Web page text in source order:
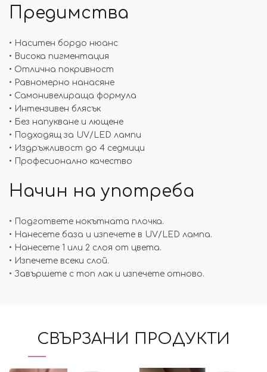
Предимства
• Наситен бордо нюанс
• Висока пигментация
• Отлична покривност
• Равномерно нанасяне
• Самонивелираща формула
• Интензивен блясък
• Без напукване и лющене
• Подходящ за UV/LED лампи
• Издръжливост до 4 седмици
• Професионално качество
Начин на употреба
• Подгответе нокътната плочка.
• Нанесете база и изпечете в UV/LED лампа.
• Нанесете 1 или 2 слоя от цвета.
• Изпечете всеки слой.
• Завършете с топ лак и изпечете отново.
СВЪРЗАНИ ПРОДУКТИ